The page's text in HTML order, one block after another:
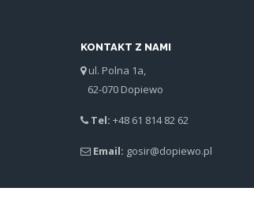
KONTAKT Z NAMI
ul. Polna 1a,
62-070 Dopiewo
Tel: +48 61 814 82 62
Email: gosir@dopiewo.pl